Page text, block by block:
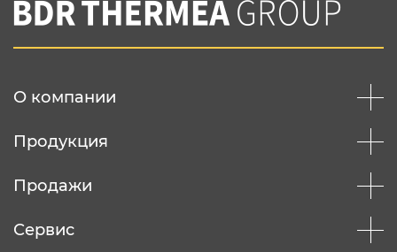
Вы соглашаетесь с нашей политикой
конфеденциальности
О компании
Продукция
Продажи
Сервис